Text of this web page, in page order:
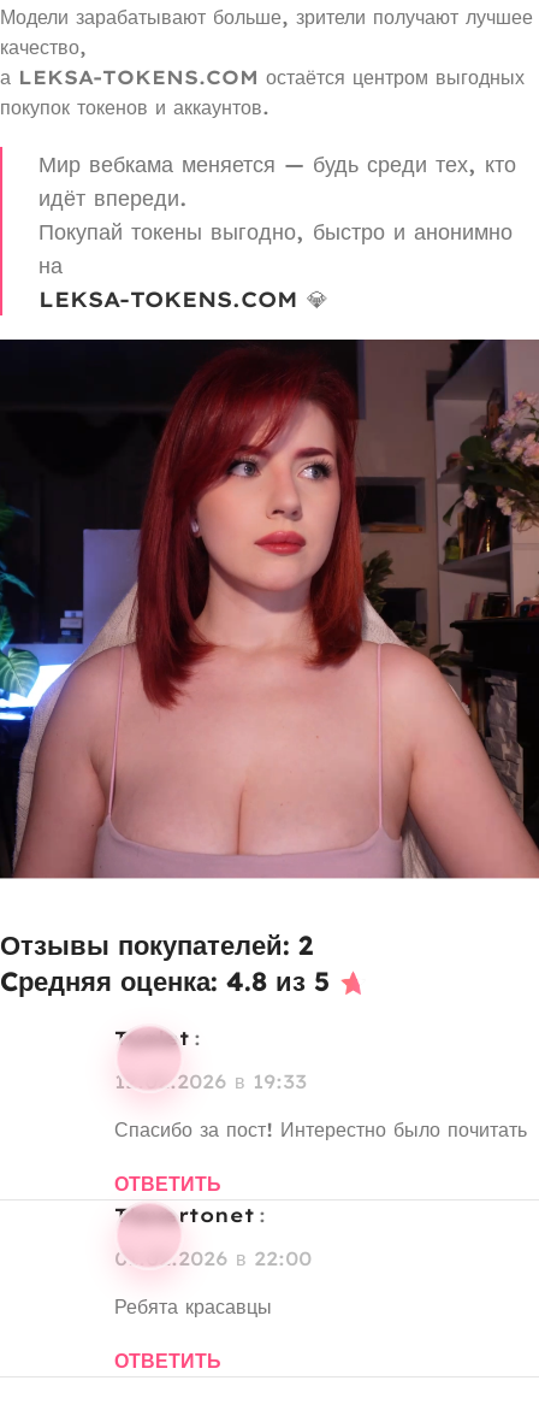
Модели зарабатывают больше, зрители получают лучшее
качество,
а LEKSA-TOKENS.COM остаётся центром выгодных
покупок токенов и аккаунтов.
Мир вебкама меняется — будь среди тех, кто
идёт впереди.
Покупай токены выгодно, быстро и анонимно
на
LEKSA-TOKENS.COM 💎
Отзывы покупателей: 2
Cредняя оценка: 4.8 из 5
Tyalet :
12.02.2026 в 19:33
Спасибо за пост! Интерестно было почитать
ОТВЕТИТЬ
tlovertonet :
01.02.2026 в 22:00
Ребята красавцы
ОТВЕТИТЬ